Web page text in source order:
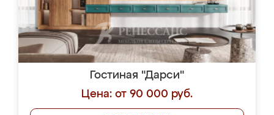
Гостиная "Дарси"
Цена: от 90 000 руб.